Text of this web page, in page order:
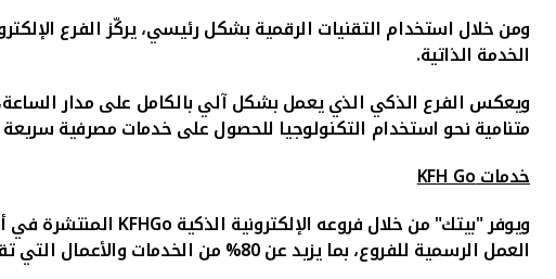
ومن خلال استخدام التقنيات الرقمية بشكل رئيسي، يركّز الفرع
الخدمة الذاتية.
ويعكس الفرع الذكي الذي يعمل بشكل آلي بالكامل على مدار
متنامية نحو استخدام التكنولوجيا للحصول على خدمات مصرفية
خدماتKFH Go
ويوفر "بيتك" من خلال فروعه الإلكترونية الذكيةKFHGo المنتشرة في
العمل الرسمية للفروع، بما يزيد عن 80% من الخدمات والأعمال التي تقدمها الفروع التقليدية.